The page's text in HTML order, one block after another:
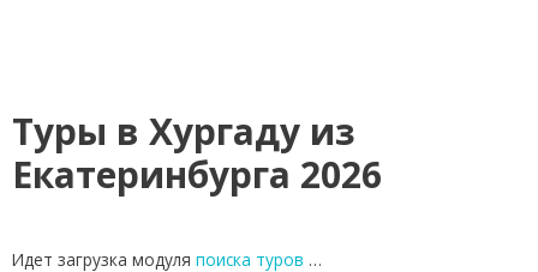
Туры в Хургаду из
Екатеринбурга 2026
Идет загрузка модуля поиска туров …